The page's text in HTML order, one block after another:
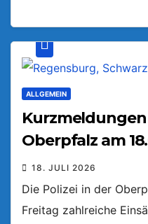
ALLGEMEIN
Kurzmeldungen
Oberpfalz am
18. JULI 2026
Die Polizei in der
Freitag zahlreiche